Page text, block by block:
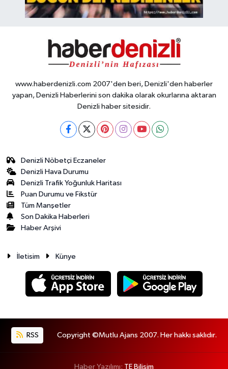
www.haberdenizli.com 2007'den beri, Denizli'den haberler
yapan, Denizli Haberlerini son dakika olarak okurlarına aktaran
Denizli haber sitesidir.
Denizli Nöbetçi Eczaneler
Denizli Hava Durumu
Denizli Trafik Yoğunluk Haritası
Puan Durumu ve Fikstür
Tüm Manşetler
Son Dakika Haberleri
Haber Arşivi
İletisim Künye
RSS Copyright ©Mutlu Ajans 2007. Her hakkı saklıdır.
Haber Yazılımı: TE Bilişim